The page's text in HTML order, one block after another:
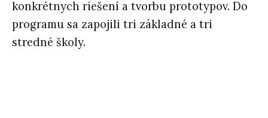
konkrétnych riešení a tvorbu prototypov. Do
programu sa zapojili tri základné a tri
stredné školy.